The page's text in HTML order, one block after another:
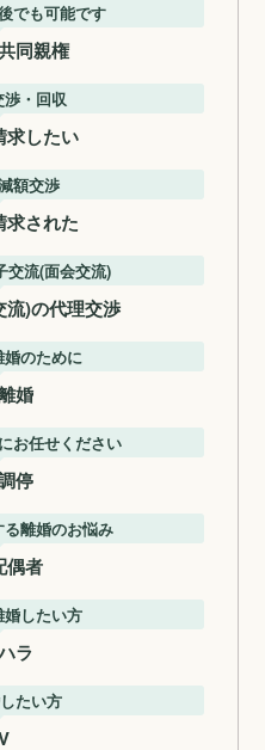
でも可能です
同親権
渉・回収
求したい
額交渉
求された
交流(面会交流)
)の代理交渉
のために
婚
お任せください
停
離婚のお悩み
偶者
婚したい方
ラ
たい方